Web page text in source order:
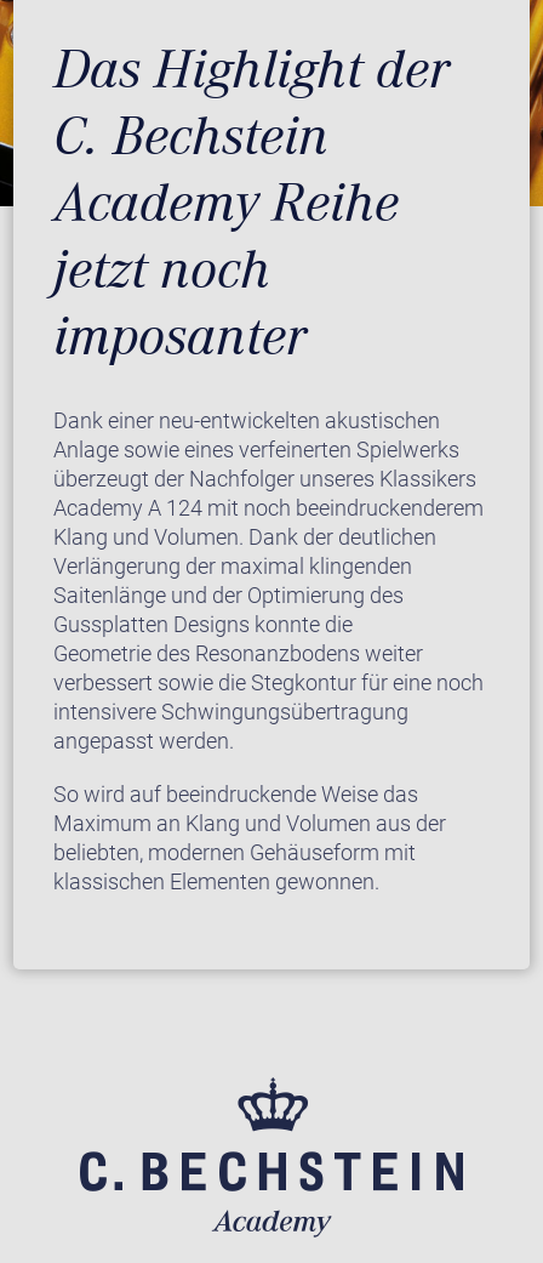
Das Highlight der
C. Bechstein
Academy Reihe
jetzt noch
imposanter
Dank einer neu-entwickelten akustischen
Anlage sowie eines verfeinerten Spielwerks
überzeugt der Nachfolger unseres Klassikers
Academy A 124 mit noch beeindruckenderem
Klang und Volumen. Dank der deutlichen
Verlängerung der maximal klingenden
Saitenlänge und der Optimierung des
Gussplatten Designs konnte die
Geometrie des Resonanzbodens weiter
verbessert sowie die Stegkontur für eine noch
intensivere Schwingungsübertragung
angepasst werden.
So wird auf beeindruckende Weise das
Maximum an Klang und Volumen aus der
beliebten, modernen Gehäuseform mit
klassischen Elementen gewonnen.